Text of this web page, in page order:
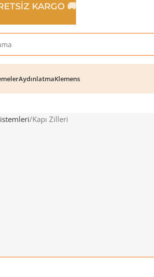
AydınlatmaKlemens
Kapı Zilleri
KARGO 🚚